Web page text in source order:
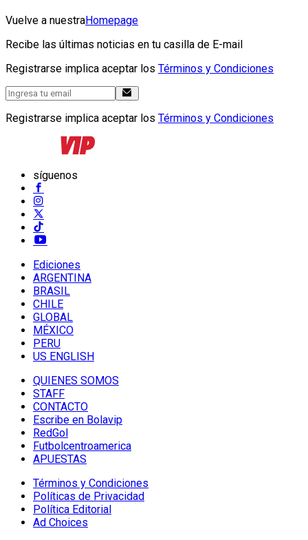
Vuelve a nuestraHomepage
Recibe las últimas noticias en tu casilla de E-mail
Registrarse implica aceptar los Términos y Condiciones
Registrarse implica aceptar los Términos y Condiciones
síguenos
Ediciones
ARGENTINA
BRASIL
CHILE
GLOBAL
MÉXICO
PERU
US ENGLISH
QUIENES SOMOS
STAFF
CONTACTO
Escribe en Bolavip
RedGol
Futbolcentroamerica
APUESTAS
Términos y Condiciones
Políticas de Privacidad
Política Editorial
Ad Choices